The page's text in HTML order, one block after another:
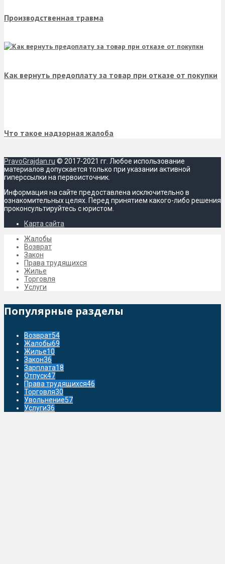
Производственная травма
Как вернуть предоплату за товар при отказе от покупки
Что такое надзорная жалоба
PravoGrajdan.ru © 2017-2021 гг. Любое использование
материалов допускается только при указании активной
гиперссылки на первоисточник.
Информация на сайте предоставлена исключительно в
ознакомительных целях. Перед принятием какого-либо решения
проконсультируйтесь с юристом.
Карта сайта
Жалобы
Возврат
Закон
Права трудящихся
Жилье
Торговля
Услуги
Популярные разделы
Возврат54
Жалобы69
Жилье10
Закон36
Зарплата18
Отпуск47
Права трудящихся46
Торговля30
Увольнение57
Услуги36